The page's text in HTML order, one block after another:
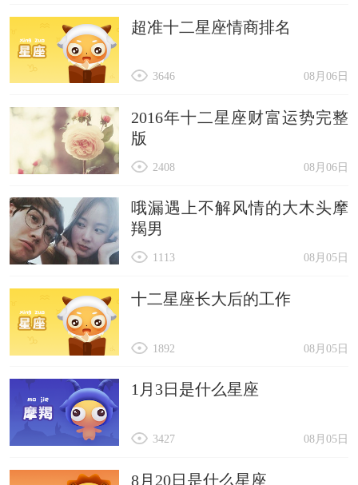
超准十二星座情商排名
08月06日
3646
2016年十二星座财富运势完整
版
08月06日
2408
哦漏遇上不解风情的大木头摩
羯男
08月05日
1113
十二星座长大后的工作
08月05日
1892
1月3日是什么星座
08月05日
3427
8月20日是什么星座